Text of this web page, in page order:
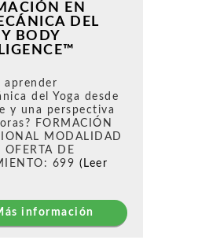
EN
DEL
BODY
aprender
del Yoga desde
y una perspectiva
FORMACIÓN
MODALIDAD
DE
699 (Leer
información